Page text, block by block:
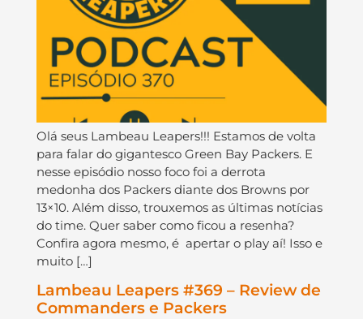
Olá seus Lambeau Leapers!!! Estamos de volta
para falar do gigantesco Green Bay Packers. E
nesse episódio nosso foco foi a derrota
medonha dos Packers diante dos Browns por
13×10. Além disso, trouxemos as últimas notícias
do time. Quer saber como ficou a resenha?
Confira agora mesmo, é apertar o play aí! Isso e
muito […]
Lambeau Leapers #369 – Review de
Commanders e Packers